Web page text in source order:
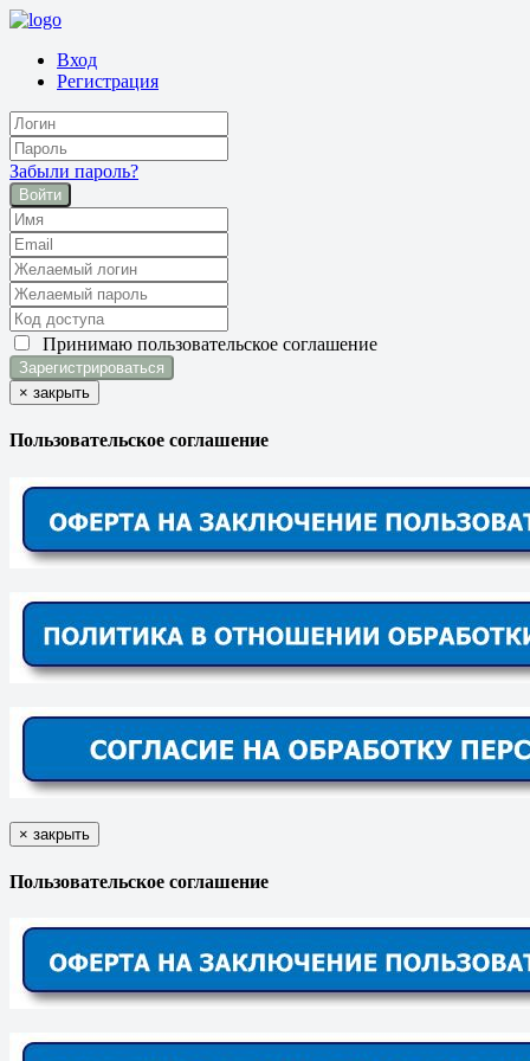
Вход
Регистрация
Забыли пароль?
Войти
Принимаю пользовательское соглашение
× закрыть
Пользовательское соглашение
× закрыть
Пользовательское соглашение